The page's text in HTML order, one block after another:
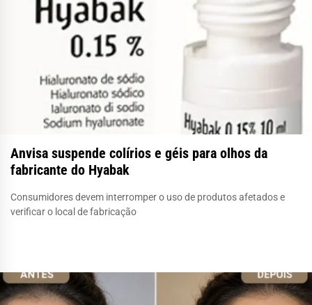
Anvisa suspende colírios e géis para olhos da
fabricante do Hyabak
Consumidores devem interromper o uso de produtos afetados e
verificar o local de fabricação